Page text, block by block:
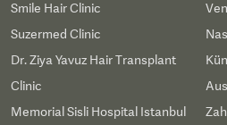
Smile Hair Clinic
Suzermed Clinic
Dr. Ziya Yavuz Hair Transplant
Clinic
Memorial Sisli Hospital Istanbul